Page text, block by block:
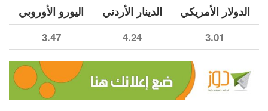
الدولار الأمريكي الدينار الأردني اليورو الأوروبي
3.01
4.24
3.47